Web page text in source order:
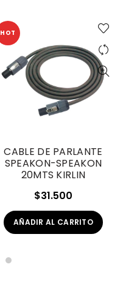
HOT
CABLE DE PARLANTE
SPEAKON-SPEAKON
20MTS KIRLIN
$31.500
AÑADIR AL CARRITO